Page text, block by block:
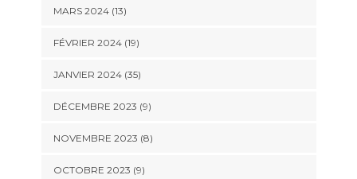
MARS 2024 (13)
FÉVRIER 2024 (19)
JANVIER 2024 (35)
DÉCEMBRE 2023 (9)
NOVEMBRE 2023 (8)
OCTOBRE 2023 (9)